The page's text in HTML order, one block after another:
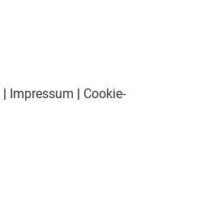
| Impressum | Cookie-